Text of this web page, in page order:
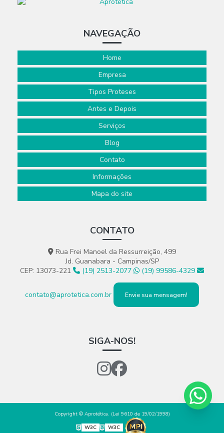
NAVEGAÇÃO
Home
Empresa
Tipos Proteses
Antes e Depois
Serviços
Blog
Contato
Informações
Mapa do site
CONTATO
Rua Frei Manoel da Ressurreição, 499
Jd. Guanabara - Campinas/SP
CEP: 13073-221
(19) 2513-2077 (19) 99586-4329
contato@aprotetica.com.br Envie sua mensagem!
SIGA-NOS!
Copyright © Aprotética. (Lei 9610 de 19/02/1998)
W3C
W3C